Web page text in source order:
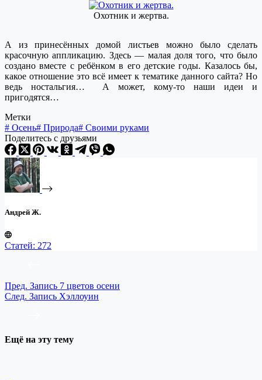
Охотник и жертва.
А из принесённых домой листьев можно было сделать
красочную аппликацию. Здесь — малая доля того, что было
создано вместе с ребёнком в его детские годы. Казалось бы,
какое отношение это всё имеет к тематике данного сайта? Но
ведь ностальгия… А может, кому-то наши идеи и
пригодятся…
Метки
# Осень# Природа# Своими руками
Поделитесь с друзьями
Андрей Ж.
Статей: 272
Пред. Запись 7 цветов осени
След. Запись Хэллоуин
Ещё на эту тему